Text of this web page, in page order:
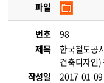
파일
번호
98
제목
한국철도공
건축디자인
작성일
2017-01-09